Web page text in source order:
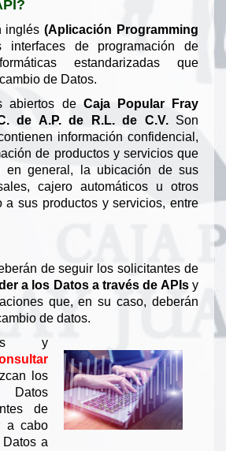
inglés(Aplicación Programming
de programación de
estandarizadas que
de Datos.
abiertos de Caja Popular Fray
de A.P. de R.L. de C.V.Son
información confidencial,
de productos y servicios que
en general, la ubicación de sus
cajero automáticos u otros
a sus productos y servicios, entre
de seguir los solicitantes de
a los Datos a través de APIsy
que, en su caso, deberán
de datos.
y
los
Datos
de
a cabo
Datos a